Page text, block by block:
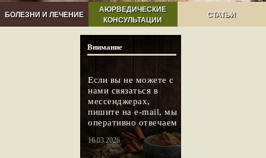
БОЛЕЗНИ И ЛЕЧЕНИЕ
АЮРВЕДИЧЕСКИЕ
КОНСУЛЬТАЦИИ
СТАТЬИ
Внимание
Если вы не можете с
нами связаться в
мессенджерах,
пишите на e-mail, мы
оперативно отвечаем
16.03.2026